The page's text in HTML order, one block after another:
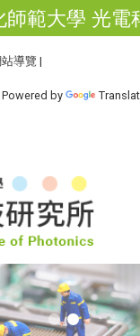
師範大學 光電
導覽 |
Powered by